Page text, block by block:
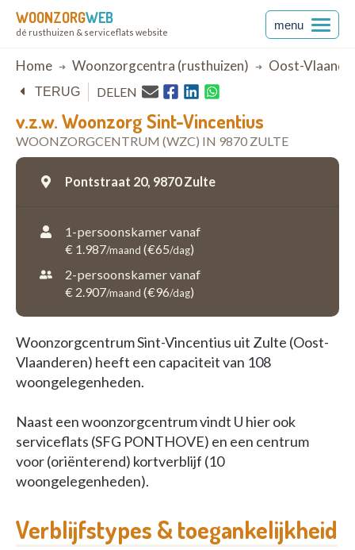
WOONZORGWEB
dé rusthuizen & serviceflats website
menu
Breadcrumb
Home Woonzorgcentra (rusthuizen) Oost-
v.z.w. Woonzorg Sint-Vincentius
WOONZORGCENTRUM (WZC) IN 9870 ZULTE
TERUG DELEN
Pontstraat 20, 9870 Zulte
1-persoonskamer vanaf
€ 1.987/maand (€65/dag)
2-persoonskamer vanaf
€ 2.907/maand (€96/dag)
Woonzorgcentrum Sint-Vincentius uit Zulte (Oost-
Vlaanderen) heeft een capaciteit van 108
woongelegenheden.
Naast een woonzorgcentrum vindt U hier ook
serviceflats (SFG PONTHOVE) en een centrum
voor (oriënterend) kortverblijf (10
woongelegenheden).
Verblijfstypes & toegankelijkheid